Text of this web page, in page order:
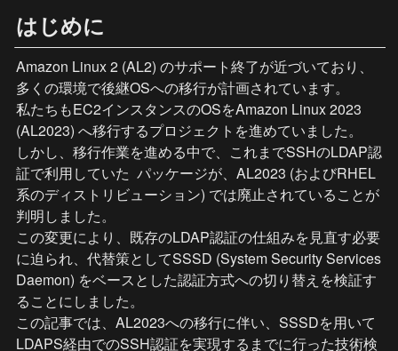
はじめに
Amazon Linux 2 (AL2) のサポート終了が近づいており、
多くの環境で後継OSへの移行が計画されています。
私たちもEC2インスタンスのOSをAmazon Linux 2023
(AL2023) へ移行するプロジェクトを進めていました。
しかし、移行作業を進める中で、これまでSSHのLDAP認
証で利用していた パッケージが、AL2023 (およびRHEL
系のディストリビューション) では廃止されていることが
判明しました。
この変更により、既存のLDAP認証の仕組みを見直す必要
に迫られ、代替策としてSSSD (System Security Services
Daemon) をベースとした認証方式への切り替えを検証す
ることにしました。
この記事では、AL2023への移行に伴い、SSSDを用いて
LDAPS経由でのSSH認証を実現するまでに行った技術検